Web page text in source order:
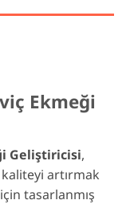
Ekmeği
Geliştiricisi,
artırmak
tasarlanmış